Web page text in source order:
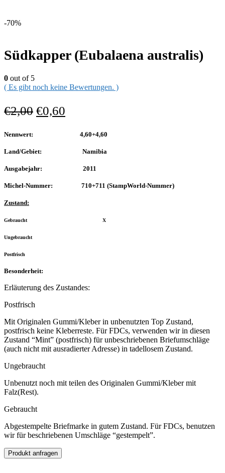
-70%
Südkapper (Eubalaena australis)
0 out of 5
( Es gibt noch keine Bewertungen. )
€2,00 €0,60
Nennwert: 4,60+4,60
Land/Gebiet: Namibia
Ausgabejahr: 2011
Michel-Nummer: 710+711 (StampWorld-Nummer)
Zustand:
Gebraucht X
Ungebraucht
Postfrisch
Besonderheit:
Erläuterung des Zustandes:
Postfrisch
Mit Originalen Gummi/Kleber in unbenutzten Top Zustand,
postfrisch keine Kleberreste. Für FDCs, verwenden wir in diesen
Zustand “Mint” (postfrisch) für unbeschriebenen Briefumschläge
(auch nicht mit ausradierter Adresse) in tadellosem Zustand.
Ungebraucht
Unbenutzt noch mit teilen des Originalen Gummi/Kleber mit
Falz(Rest).
Gebraucht
Abgestempelte Briefmarke in gutem Zustand. Für FDCs, benutzen
wir für beschriebenen Umschläge “gestempelt”.
Produkt anfragen